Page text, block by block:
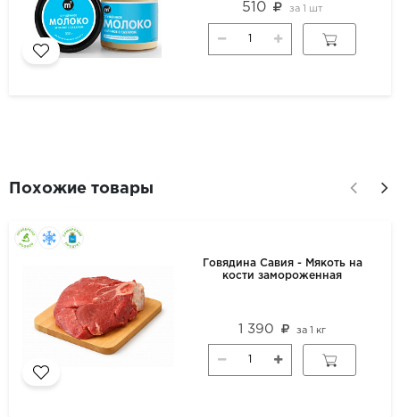
510 за 1 шт
Похожие товары
Говядина Савия - Мякоть на
кости замороженная
1 390 за1 кг